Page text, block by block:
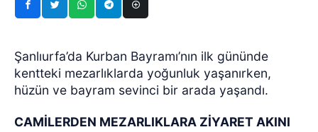
Şanlıurfa’da Kurban Bayramı’nın ilk gününde
kentteki mezarlıklarda yoğunluk yaşanırken,
hüzün ve bayram sevinci bir arada yaşandı.
CAMİLERDEN MEZARLIKLARA ZİYARET AKINI